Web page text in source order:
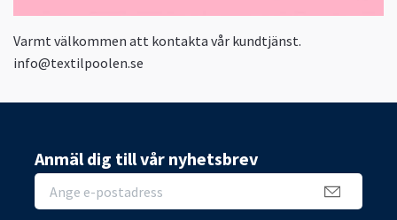
Varmt välkommen att kontakta vår kundtjänst.
info@textilpoolen.se
Anmäl dig till vår nyhetsbrev